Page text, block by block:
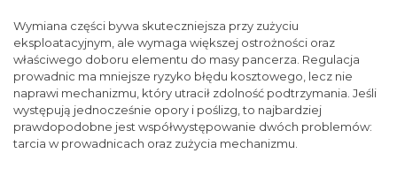
Wymiana części bywa skuteczniejsza przy zużyciu
eksploatacyjnym, ale wymaga większej ostrożności oraz
właściwego doboru elementu do masy pancerza. Regulacja
prowadnic ma mniejsze ryzyko błędu kosztowego, lecz nie
naprawi mechanizmu, który utracił zdolność podtrzymania. Jeśli
występują jednocześnie opory i poślizg, to najbardziej
prawdopodobne jest współwystępowanie dwóch problemów:
tarcia w prowadnicach oraz zużycia mechanizmu.